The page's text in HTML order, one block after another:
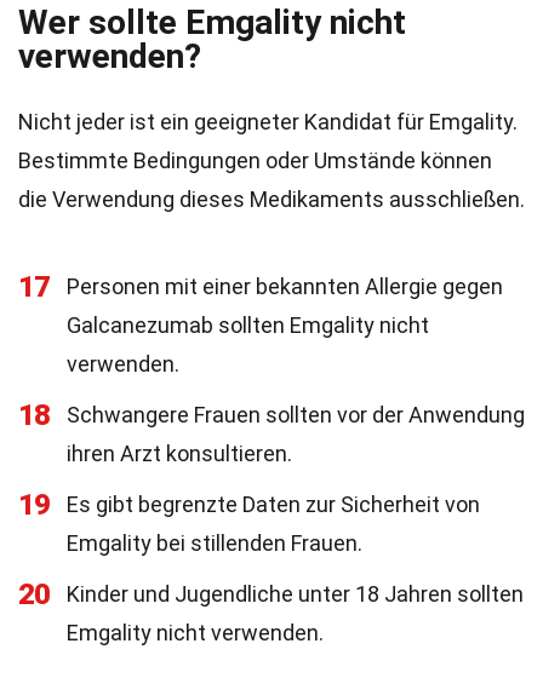
Wer sollte Emgality nicht
verwenden?
Nicht jeder ist ein geeigneter Kandidat für Emgality.
Bestimmte Bedingungen oder Umstände können
die Verwendung dieses Medikaments ausschließen.
17
Personen mit einer bekannten Allergie gegen
Galcanezumab sollten Emgality nicht
verwenden.
18
Schwangere Frauen sollten vor der Anwendung
ihren Arzt konsultieren.
19
Es gibt begrenzte Daten zur Sicherheit von
Emgality bei stillenden Frauen.
20
Kinder und Jugendliche unter 18 Jahren sollten
Emgality nicht verwenden.